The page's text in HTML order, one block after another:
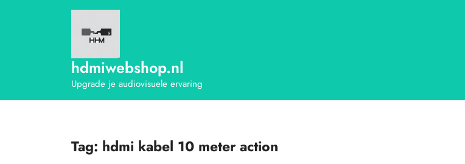
hdmiwebshop.nl
Upgrade je audiovisuele ervaring
Tag: hdmi kabel 10 meter action